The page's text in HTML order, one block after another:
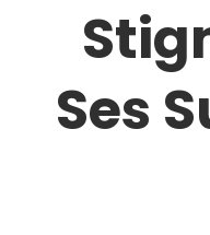
Ses